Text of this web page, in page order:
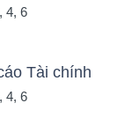
4, 6
Tài chính
4, 6